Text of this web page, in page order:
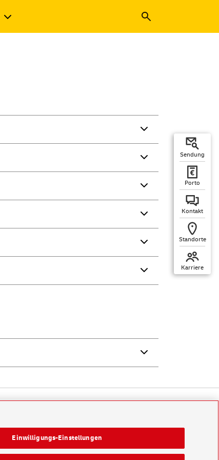
Sendung
Porto
Kontakt
Standorte
Karriere
Einwilligungs-Einstellungen